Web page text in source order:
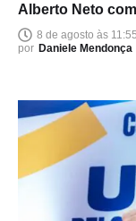
Alberto Neto
Amazonas
8 de agosto às
por Daniele Mendonça